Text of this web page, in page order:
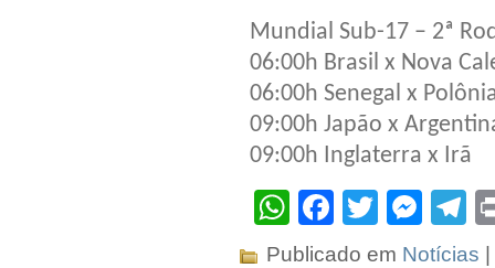
Mundial Sub-17 – 2ª
06:00h Brasil x Nova
06:00h Senegal x
09:00h Japão x
09:00h Inglaterra x Irã
WhatsApp
Facebook
Twitter
Publicado em Notícias |